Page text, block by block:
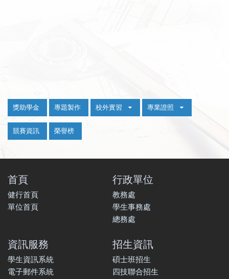
獎助學金 專題製作 校外實習 專業證照
競賽資訊 榮譽榜
首頁
健行首頁
單位首頁
行政單位
教務處
學生事務處
總務處
資訊服務
學生資訊系統
電子郵件系統
招生資訊
碩士班招生
四技聯合招生